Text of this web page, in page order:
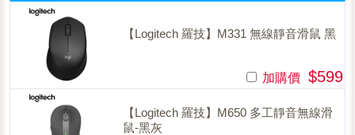
【Logitech 羅技】M331 無線靜音滑鼠 黑
加購價 $599
【Logitech 羅技】M650 多工靜音無線滑
鼠-黑灰